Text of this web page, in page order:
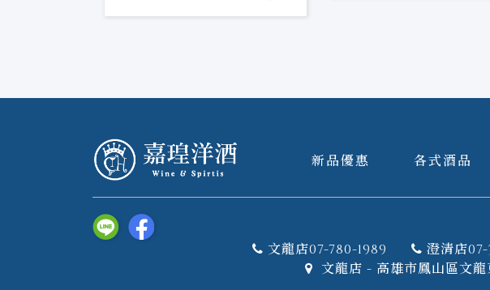
新品優惠 各式酒品
文龍店07-780-1989 澄清店
文龍店 - 高雄市鳳山區文